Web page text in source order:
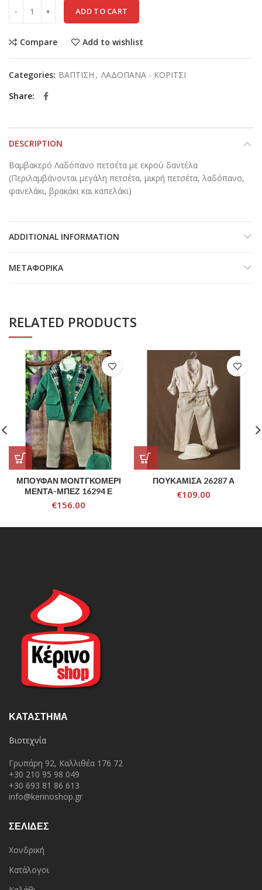
ADD TO CART
Compare Add to wishlist
Categories: ΒΑΠΤΙΣΗ , ΛΑΔΟΠΑΝΑ - ΚΟΡΙΤΣΙ
Share
DESCRIPTION
Βαμβακερό Λαδόπανο πετσέτα με εκρού δαντέλα
(Περιλαμβάνονται μεγάλη πετσέτα, μικρή πετσέτα, λαδόπανο,
φανελάκι, βρακάκι και καπελάκι)
ADDITIONAL INFORMATION
ΜΕΤΑΦΟΡΙΚΆ
RELATED PRODUCTS
ΜΠΟΥΦΑΝ ΜΟΝΤΓΚΟΜΕΡΙ
ΜΕΝΤΑ-ΜΠΕΖ 16294 Ε
€156.00
ΠΟΥΚΑΜΙΣΑ 26287 Α
€109.00
ΚΑΤΆΣΤΗΜΑ
Βιοτεχνία
Γρυπάρη 92, Καλλιθέα 176 72
+30 210 95 98 049
+30 693 81 86 613
info@kerinoshop.gr
ΣΕΛΙΔΕΣ
Χονδρική
Κατάλογοι